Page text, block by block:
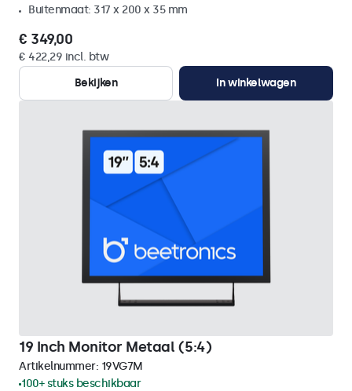
Buitenmaat: 317 x 200 x 35 mm
€ 349,00
€ 422,29 incl. btw
Bekijken
In winkelwagen
19 Inch Monitor Metaal (5:4)
Artikelnummer: 19VG7M
100+ stuks beschikbaar